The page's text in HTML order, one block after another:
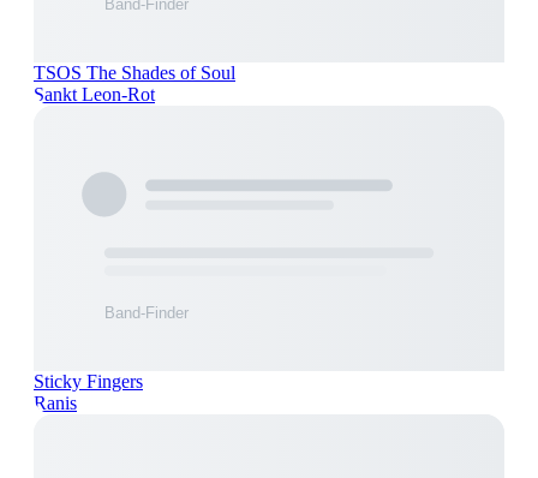
TSOS The Shades of Soul
Sankt Leon-Rot
Sticky Fingers
Ranis